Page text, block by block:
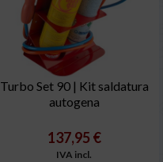
Turbo Set 90 | Kit saldatura
autogena
137,95 €
IVA incl.